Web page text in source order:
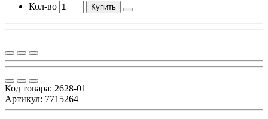
Кол-во Купить
Код товара: 2628-01
Артикул: 7715264